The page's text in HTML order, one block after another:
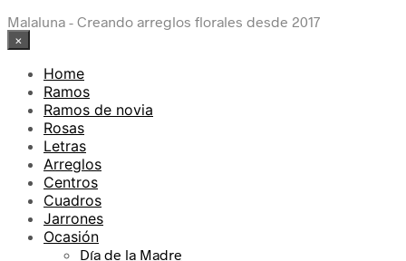
Malaluna - Creando arreglos florales desde 2017
×
Home
Ramos
Ramos de novia
Rosas
Letras
Arreglos
Centros
Cuadros
Jarrones
Ocasión
Día de la Madre